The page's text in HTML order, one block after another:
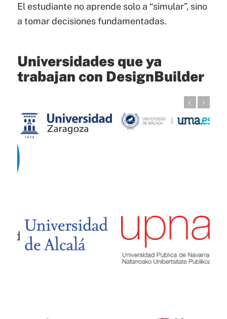
El estudiante no aprende solo a “simular”, sino
a tomar decisiones fundamentadas.
Universidades que ya
trabajan con DesignBuilder